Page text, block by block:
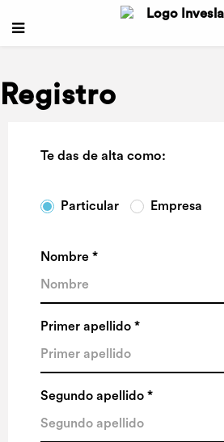
Registro
Te das de alta como:
Particular Empresa
Nombre *
Primer apellido *
Segundo apellido *